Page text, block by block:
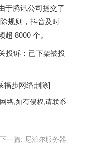
于腾讯公司提交了
规则， 抖音及时
超 8000 个。
福步网络删除]
络,如有侵权,请联系
下一篇: 尼泊尔服务器